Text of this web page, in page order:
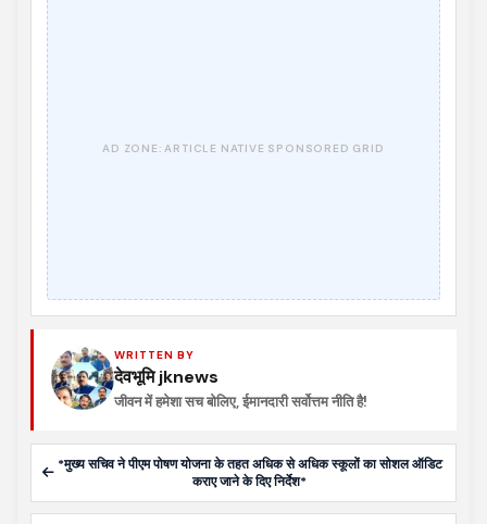
WRITTEN BY
देवभूमि jknews
जीवन में हमेशा सच बोलिए, ईमानदारी सर्वोत्तम नीति है!
*मुख्य सचिव ने पीएम पोषण योजना के तहत अधिक से अधिक स्कूलों का सोशल ऑडिट
कराए जाने के दिए निर्देश*